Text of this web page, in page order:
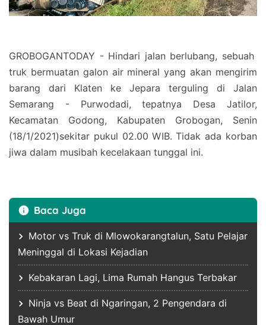
GROBOGANTODAY - Hindari jalan berlubang, sebuah
truk bermuatan galon air mineral yang akan mengirim
barang dari Klaten ke Jepara terguling di Jalan
Semarang - Purwodadi, tepatnya Desa Jatilor,
Kecamatan Godong, Kabupaten Grobogan, Senin
(18/1/2021)sekitar pukul 02.00 WIB. Tidak ada korban
jiwa dalam musibah kecelakaan tunggal ini.
Baca Juga
Motor vs Truk di Mlowokarangtalun, Satu Pelajar
Meninggal di Lokasi Kejadian
Kebakaran Lagi, Lima Rumah Hangus Terbakar
Ninja vs Beat di Ngaringan, 2 Pengendara di
Bawah Umur